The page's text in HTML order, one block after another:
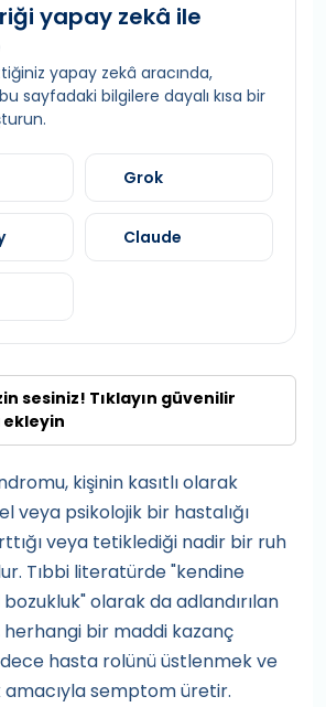
yapay zekâ ile
yapay zekâ aracında,
sayfadaki bilgilere dayalı kısa bir
Grok
Claude
sesiniz! Tıklayın güvenilir
ekleyin
kişinin kasıtlı olarak
veya psikolojik bir hastalığı
veya tetiklediği nadir bir ruh
Tıbbi literatürde "kendine
olarak da adlandırılan
herhangi bir maddi kazanç
hasta rolünü üstlenmek ve
amacıyla semptom üretir.